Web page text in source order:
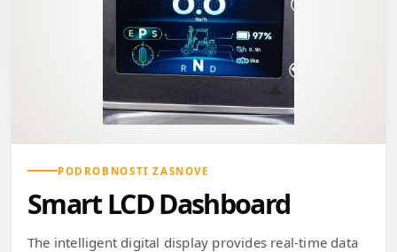
PODROBNOSTI ZASNOVE
Smart LCD Dashboard
The intelligent digital display provides real-time data